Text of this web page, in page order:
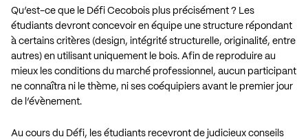
Qu’est-ce que le Défi Cecobois plus précisément ? Les
étudiants devront concevoir en équipe une structure répondant
à certains critères (design, intégrité structurelle, originalité, entre
autres) en utilisant uniquement le bois. Afin de reproduire au
mieux les conditions du marché professionnel, aucun participant
ne connaîtra ni le thème, ni ses coéquipiers avant le premier jour
de l’évènement.
Au cours du Défi, les étudiants recevront de judicieux conseils